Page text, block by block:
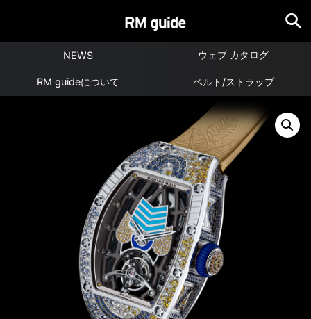
NEWS ウェブ カタログ
RM guideについて ベルト/ストラップ